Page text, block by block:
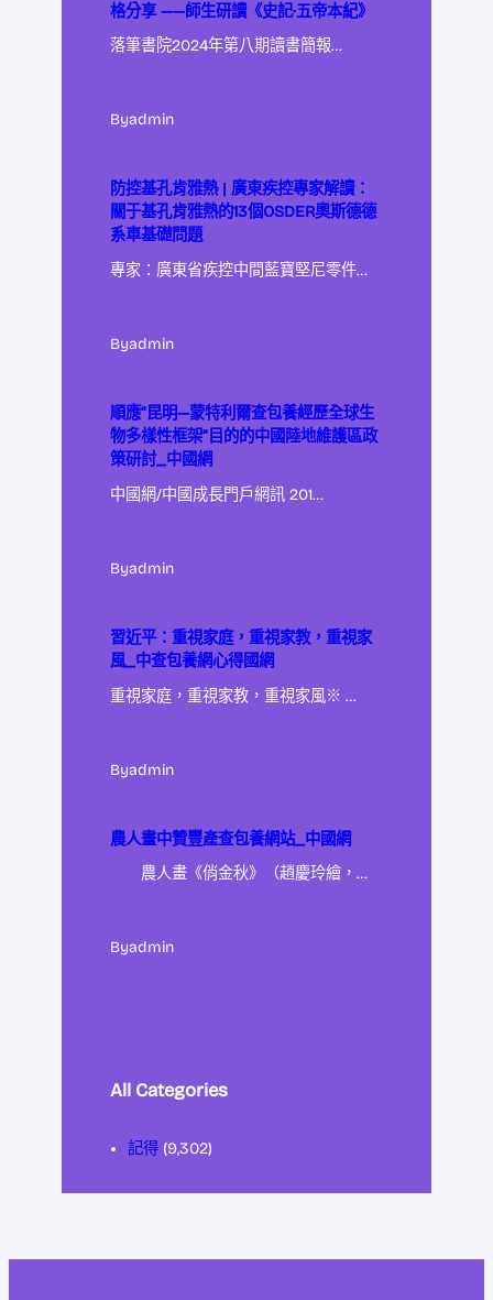
格分享 ——師生研讀《史記·五帝本紀》
落筆書院2024年第八期讀書簡報…
Byadmin
防控基孔肯雅熱 | 廣東疾控專家解讀：
關于基孔肯雅熱的13個OSDER奧斯德德
系車基礎問題
專家：廣東省疾控中間藍寶堅尼零件…
Byadmin
順應“昆明—蒙特利爾查包養經歷全球生
物多樣性框架”目的的中國陸地維護區政
策研討_中國網
中國網/中國成長門戶網訊 201…
Byadmin
習近平：重視家庭，重視家教，重視家
風_中查包養網心得國網
重視家庭，重視家教，重視家風※ …
Byadmin
農人畫中贊豐產查包養網站_中國網
農人畫《俏金秋》（趙慶玲繪，…
Byadmin
All Categories
記得 (9,302)